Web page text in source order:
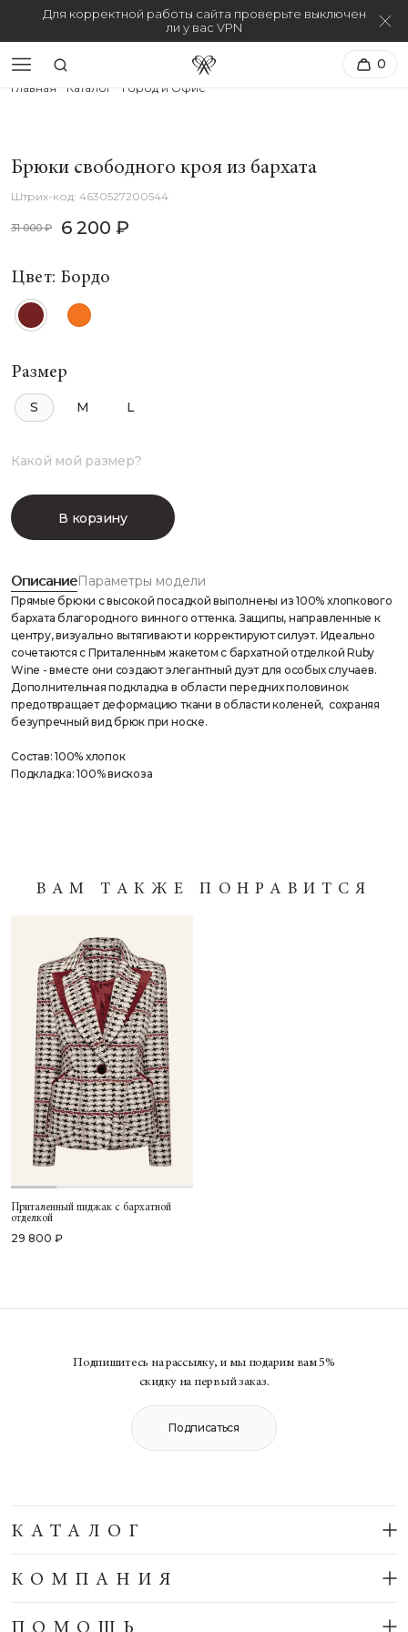
Для корректной работы сайта проверьте выключен
ли у вас VPN
0
Главная Каталог Город и Офис
Брюки свободного кроя из бархата
4630527200544
31 000 ₽ 6 200 ₽
Цвет: Бордо
Размер
S M L
Какой мой размер?
В корзину
Описание
Прямые брюки с высокой посадкой выполнены из 100% хлопкового
бархата благородного винного оттенка. Защипы, направленные к
центру, визуально вытягивают и корректируют силуэт. Идеально
сочетаются с Приталенным жакетом с бархатной отделкой Ruby
Wine - вместе они создают элегантный дуэт для особых случаев.
Дополнительная подкладка в области передних половинок
предотвращает деформацию ткани в области коленей, сохраняя
безупречный вид брюк при носке.
Состав: 100% хлопок
Подкладка: 100% вискоза
Параметры модели
ВАМ ТАКЖЕ ПОНРАВИТСЯ
Приталенный пиджак с бархатной
отделкой
29 800 ₽
Подпишитесь на рассылку, и мы подарим вам 5%
скидку на первый заказ.
Подписаться
КАТАЛОГ
КОМПАНИЯ
ПОМОЩЬ